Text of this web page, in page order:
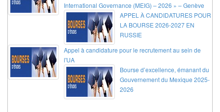
International Governance (MEIG) – 2026 » – Genève
APPEL À CANDIDATURES POUR
LA BOURSE 2026-2027 EN
RUSSIE
Appel à candidature pour le recrutement au sein de
l'UA
Bourse d’excellence, émanant du
Gouvernement du Mexique 2025-
2026